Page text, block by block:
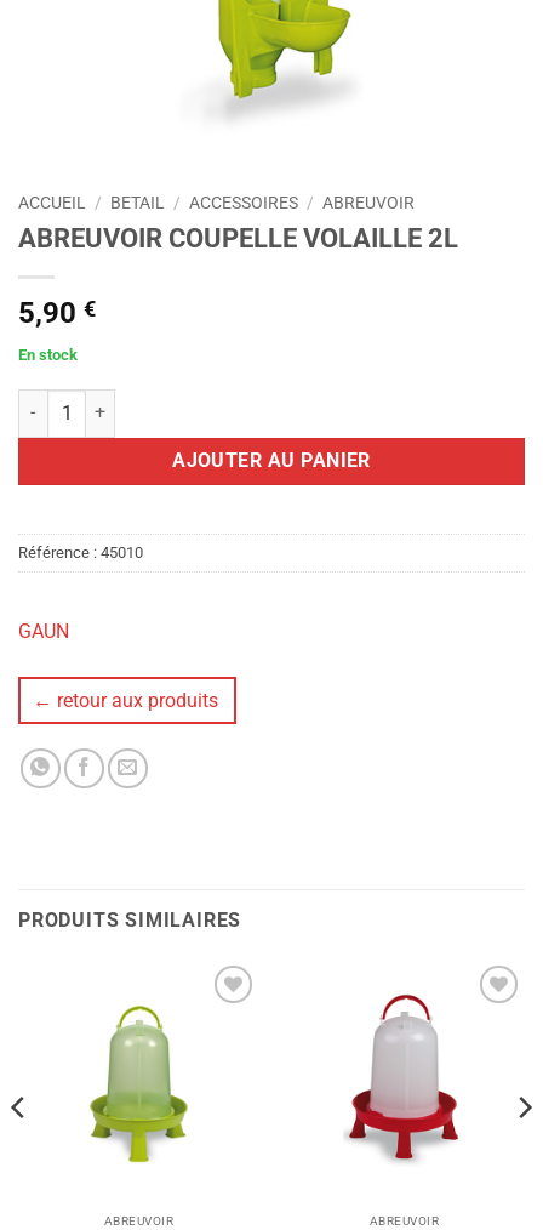
ACCUEIL / BETAIL / ACCESSOIRES / ABREUVOIR
ABREUVOIR COUPELLE VOLAILLE 2L
5,90 €
En stock
quantité de ABREUVOIR COUPELLE VOLAILLE 2L
AJOUTER AU PANIER
Référence : 45010
GAUN
← retour aux produits
PRODUITS SIMILAIRES
ABREUVOIR ABREUVOIR